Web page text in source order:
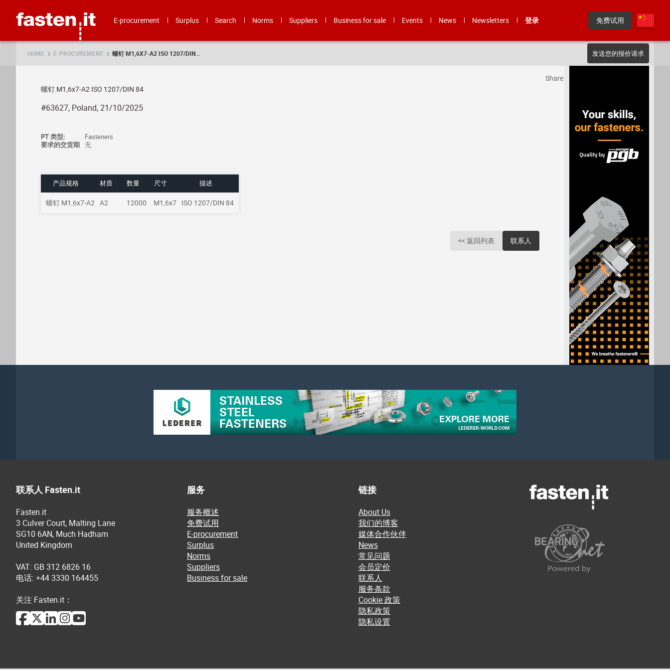
E-procurement Surplus Search Norms Suppliers Business for sale Events News Newsletters 登录 免费试用
HOME E-PROCUREMENT 螺钉 M1,6X7-A2 ISO 1207/DIN... 发送您的报价请求
螺钉 M1,6x7-A2 ISO 1207/DIN 84
#63627, Poland, 21/10/2025
PT 类型:
Fasteners
要求的交货期 无
产品规格 材质 数量 尺寸 描述
螺钉 M1,6x7-A2 A2 12000 M1,6x7 ISO 1207/DIN 84
<< 返回列表 联系人
Share
联系人 Fasten.it
Fasten.it
3 Culver Court, Malting Lane
SG10 6AN, Much Hadham
United Kingdom
VAT: GB 312 6826 16
电话: +44 3330 164455
关注 Fasten.it：
服务
服务概述
免费试用
E-procurement
Surplus
Norms
Suppliers
Business for sale
链接
About Us
我们的博客
媒体合作伙伴
News
常见问题
会员定价
联系人
服务条款
Cookie 政策
隐私政策
隐私设置